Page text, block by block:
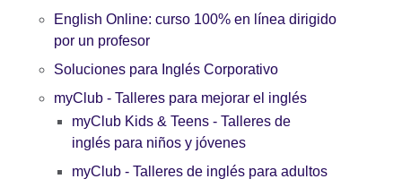
English Online: curso 100% en línea dirigido
por un profesor
Soluciones para Inglés Corporativo
myClub - Talleres para mejorar el inglés
myClub Kids & Teens - Talleres de
inglés para niños y jóvenes
myClub - Talleres de inglés para adultos